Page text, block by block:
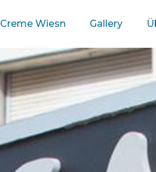
Creme Wiesn Gallery